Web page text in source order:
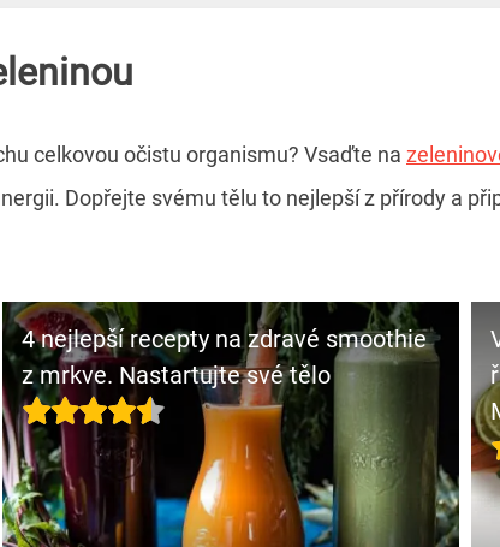
celkovou očistu organismu? Vsaďte na
Dopřejte svému tělu to nejlepší z přírody a
4 nejlepší recepty na zdravé smoothie
z mrkve. Nastartujte své tělo